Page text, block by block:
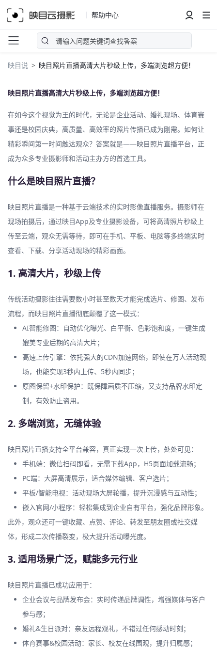
帮助中心
映目说 映目照片直播高清大片秒级上传，多端浏览超方便！
映目照片直播高清大片秒级上传，多端浏览超方便！
在如今这个视觉为王的时代，无论是企业活动、婚礼现场、体育赛
事还是校园庆典，高质量、高效率的照片传播已成为刚需。如何让
精彩瞬间第一时间触达观众？答案就是——映目照片直播平台，正
成为众多专业摄影师和活动主办方的首选工具。
什么是映目照片直播？
映目照片直播是一种基于云端技术的实时影像直播服务。摄影师在
现场拍摄后，通过映目App及专业摄影设备，可将高清照片秒级上
传至云端，观众无需等待，即可在手机、平板、电脑等多终端实时
查看、下载、分享活动现场的精彩画面。
1. 高清大片，秒级上传
传统活动摄影往往需要数小时甚至数天才能完成选片、修图、发布
流程，而映目照片直播彻底颠覆了这一模式：
AI智能修图：自动优化曝光、白平衡、色彩饱和度，一键生成
媲美专业后期的高清大片；
高速上传引擎：依托强大的CDN加速网络，即使在万人活动现
场，也能实现3秒内上传、5秒内同步；
原图保留+水印保护：既保障画质不压缩，又支持品牌水印定
制，有效防止盗用。
2. 多端浏览，无缝体验
映目照片直播支持全平台兼容，真正实现一次上传，处处可见：
手机端：微信扫码即看，无需下载App，H5页面加载流畅；
PC端：大屏高清展示，适合媒体编辑、客户选片；
平板/智能电视：活动现场大屏轮播，提升沉浸感与互动性；
嵌入官网/小程序：轻松集成到企业自有平台，强化品牌形象。
此外，观众还可一键收藏、点赞、评论、转发至朋友圈或社交媒
体，形成二次传播裂变，极大提升活动曝光度。
3. 适用场景广泛，赋能多元行业
映目照片直播已成功应用于：
企业会议与品牌发布会：实时传递品牌调性，增强媒体与客户
参与感；
婚礼&生日派对：亲友远程观礼，不错过任何感动时刻；
体育赛事&校园活动：家长、校友在线围观，提升归属感；